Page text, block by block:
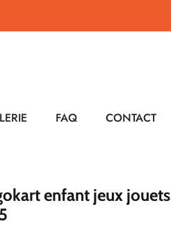
FAQ CONTACT
enfant jeux jouets